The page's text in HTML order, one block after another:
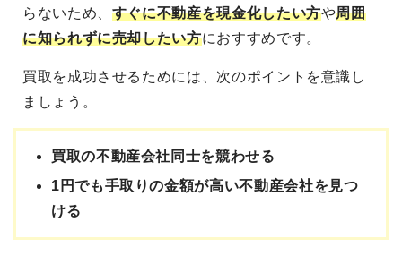
らないため、 すぐに不動産を現金化したい方や周囲
に知られずに売却したい方におすすめです。
買取を成功させるためには、次のポイントを意識し
ましょう。
買取の不動産会社同士を競わせる
1円でも手取りの金額が高い不動産会社を見つ
ける